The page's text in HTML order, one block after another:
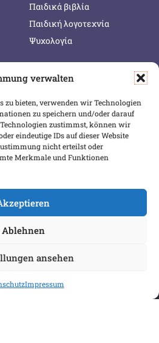
verwalten
zu bieten, verwenden wir Technologien
zu speichern und/oder darauf
zustimmst, können wir
eindeutige IDs auf dieser Website
nicht erteilst oder
Merkmale und Funktionen
Ablehnen
ansehen
Impressum
Παιδικά βιβλία
Παιδική λογοτεχνία
Ψυχολογία
SICHER BEZAHLEN